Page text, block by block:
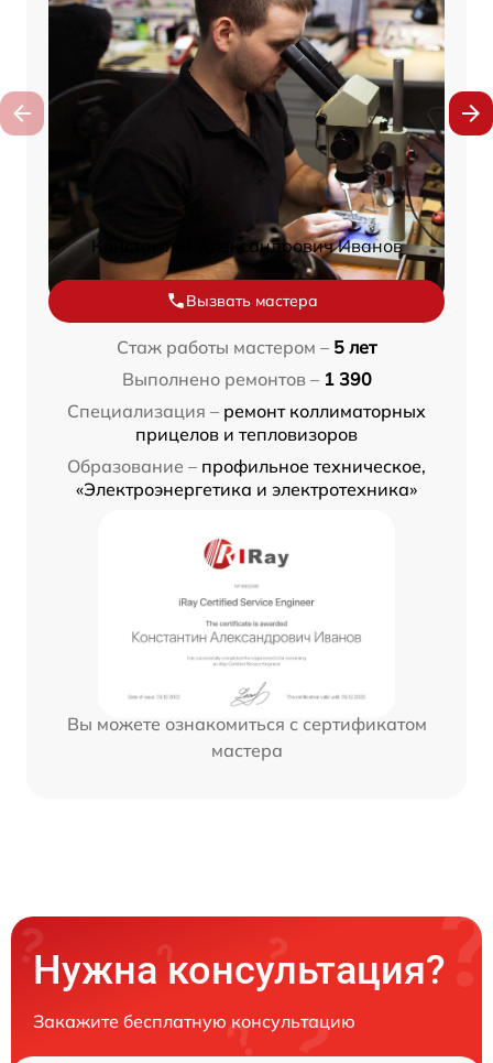
Константин Александрович Иванов
Вызвать мастера
Стаж работы мастером – 5 лет
Выполнено ремонтов – 1 390
Специализация – ремонт коллиматорных
прицелов и тепловизоров
Образование – профильное техническое,
«Электроэнергетика и электротехника»
Вы можете ознакомиться с сертификатом
мастера
Нужна консультация?
Закажите бесплатную консультацию